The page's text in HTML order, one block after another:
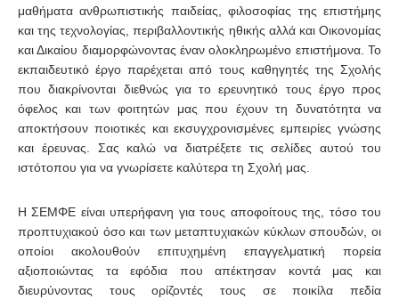
μαθήματα ανθρωπιστικής παιδείας, φιλοσοφίας της επιστήμης
και της τεχνολογίας, περιβαλλοντικής ηθικής αλλά και Οικονομίας
και Δικαίου διαμορφώνοντας έναν ολοκληρωμένο επιστήμονα. Το
εκπαιδευτικό έργο παρέχεται από τους καθηγητές της Σχολής
που διακρίνονται διεθνώς για το ερευνητικό τους έργο προς
όφελος και των φοιτητών μας που έχουν τη δυνατότητα να
αποκτήσουν ποιοτικές και εκσυγχρονισμένες εμπειρίες γνώσης
και έρευνας. Σας καλώ να διατρέξετε τις σελίδες αυτού του
ιστότοπου για να γνωρίσετε καλύτερα τη Σχολή μας.
Η ΣΕΜΦΕ είναι υπερήφανη για τους αποφοίτους της, τόσο του
προπτυχιακού όσο και των μεταπτυχιακών κύκλων σπουδών, οι
οποίοι ακολουθούν επιτυχημένη επαγγελματική πορεία
αξιοποιώντας τα εφόδια που απέκτησαν κοντά μας και
διευρύνοντας τους ορίζοντές τους σε ποικίλα πεδία